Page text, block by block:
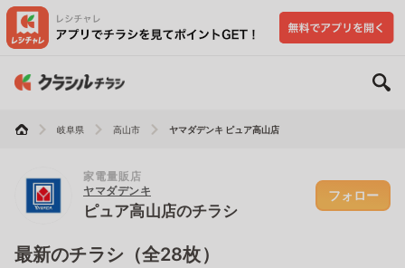
岐阜県 高山市 ヤマダデンキ ピュア高山店
家電量販店
ヤマダデンキ
ピュア高山店のチラシ
フォロー
最新のチラシ（全28枚）